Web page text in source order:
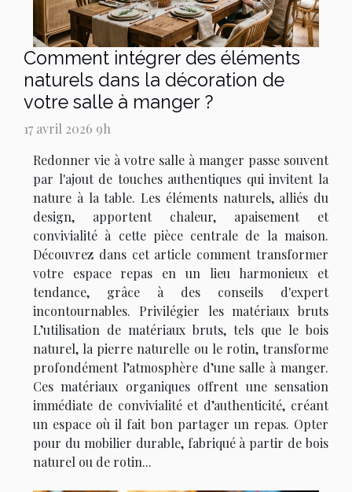
Comment intégrer des éléments
naturels dans la décoration de
votre salle à manger ?
17 avril 2026 9h
Redonner vie à votre salle à manger passe souvent
par l'ajout de touches authentiques qui invitent la
nature à la table. Les éléments naturels, alliés du
design, apportent chaleur, apaisement et
convivialité à cette pièce centrale de la maison.
Découvrez dans cet article comment transformer
votre espace repas en un lieu harmonieux et
tendance, grâce à des conseils d'expert
incontournables. Privilégier les matériaux bruts
L’utilisation de matériaux bruts, tels que le bois
naturel, la pierre naturelle ou le rotin, transforme
profondément l’atmosphère d’une salle à manger.
Ces matériaux organiques offrent une sensation
immédiate de convivialité et d’authenticité, créant
un espace où il fait bon partager un repas. Opter
pour du mobilier durable, fabriqué à partir de bois
naturel ou de rotin...